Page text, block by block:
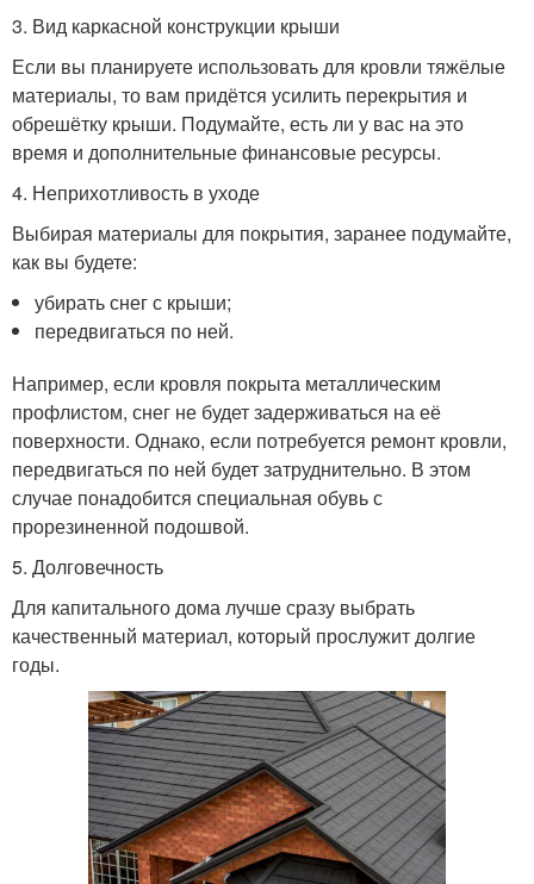
3. Вид каркасной конструкции крыши
Если вы планируете использовать для кровли тяжёлые
материалы, то вам придётся усилить перекрытия и
обрешётку крыши. Подумайте, есть ли у вас на это
время и дополнительные финансовые ресурсы.
4. Неприхотливость в уходе
Выбирая материалы для покрытия, заранее подумайте,
как вы будете:
убирать снег с крыши;
передвигаться по ней.
Например, если кровля покрыта металлическим
профлистом, снег не будет задерживаться на её
поверхности. Однако, если потребуется ремонт кровли,
передвигаться по ней будет затруднительно. В этом
случае понадобится специальная обувь с
прорезиненной подошвой.
5. Долговечность
Для капитального дома лучше сразу выбрать
качественный материал, который прослужит долгие
годы.